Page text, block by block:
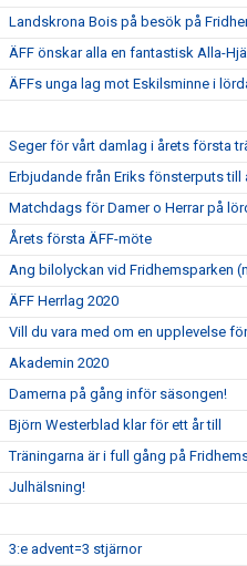
Landskrona Bois på besök på
ÄFF önskar alla en fantastisk Alla-
ÄFFs unga lag mot Eskilsminne i
Seger för vårt damlag i årets första
Erbjudande från Eriks fönsterputs till
Matchdags för Damer o Herrar på
Årets första ÄFF-möte
Ang bilolyckan vid Fridhemsparken
ÄFF Herrlag 2020
Vill du vara med om en upplevelse
Akademin 2020
Damerna på gång inför säsongen!
Björn Westerblad klar för ett år till
Träningarna är i full gång på
Julhälsning!
3:e advent=3 stjärnor